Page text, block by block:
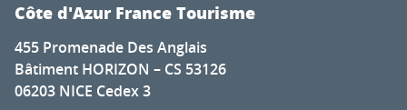
Côte d'Azur France Tourisme
455 Promenade Des Anglais
Bâtiment HORIZON – CS 53126
06203 NICE Cedex 3